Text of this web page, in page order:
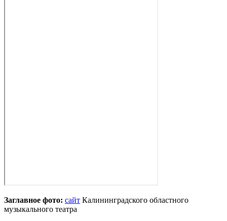
Заглавное фото: сайт Калининградского областного
музыкального театра